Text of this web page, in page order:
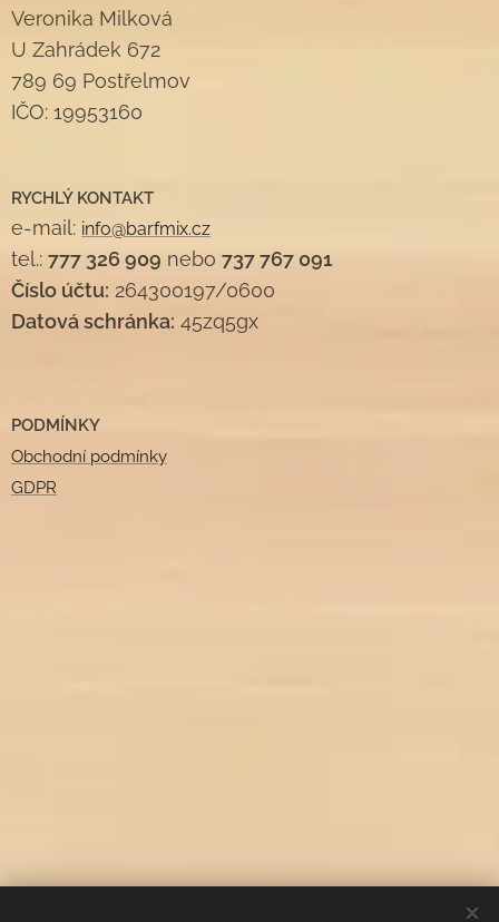
Veronika Milková
U Zahrádek 672
789 69 Postřelmov
IČO: 19953160
RYCHLÝ KONTAKT
e-mail: info@barfmix.cz
tel.: 777 326 909 nebo 737 767 091
Číslo účtu: 264300197/0600
Datová schránka: 45zq5gx
PODMÍNKY
Obchodní podmínky
GDPR